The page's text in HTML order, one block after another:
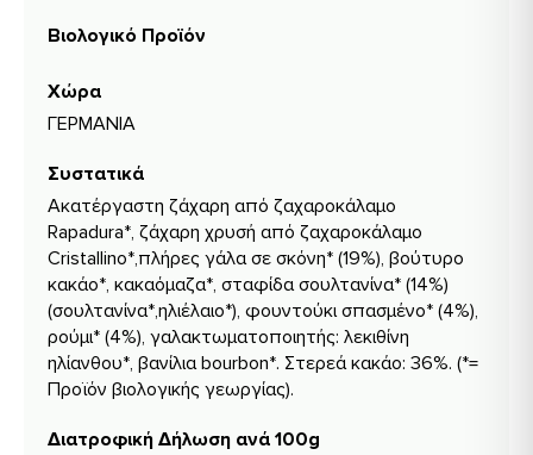
Βιολογικό Προϊόν
Χώρα
ΓΕΡΜΑΝΙΑ
Συστατικά
Ακατέργαστη ζάχαρη από ζαχαροκάλαμο
Rapadura*, ζάχαρη χρυσή από ζαχαροκάλαμο
Cristallino*,πλήρες γάλα σε σκόνη* (19%), βούτυρο
κακάο*, κακαόμαζα*, σταφίδα σουλτανίνα* (14%)
(σουλτανίνα*,ηλιέλαιο*), φουντούκι σπασμένο* (4%),
ρούμι* (4%), γαλακτωματοποιητής: λεκιθίνη
ηλίανθου*, βανίλια bourbon*. Στερεά κακάο: 36%. (*=
Προϊόν βιολογικής γεωργίας).
Διατροφική Δήλωση ανά 100g